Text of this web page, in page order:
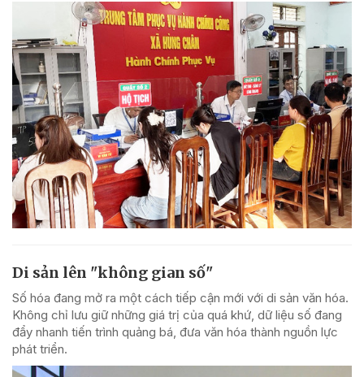
Di sản lên "không gian số"
Số hóa đang mở ra một cách tiếp cận mới với di sản văn hóa.
Không chỉ lưu giữ những giá trị của quá khứ, dữ liệu số đang
đẩy nhanh tiến trình quảng bá, đưa văn hóa thành nguồn lực
phát triển.